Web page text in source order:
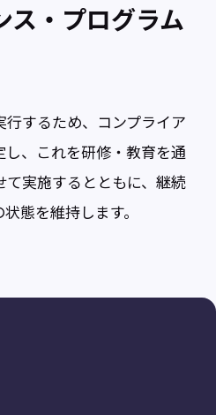
ス・プログラム
するため、コンプライア
、これを研修・教育を通
て実施するとともに、継続
態を維持します。